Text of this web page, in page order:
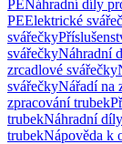
PENáhradní díly
PEElektrické
svářečky
svářečkyNáhradní
zrcadlové svářečky
svářečkyNářadí na
zpracování trubek
trubekNáhradní
trubekNápověda k